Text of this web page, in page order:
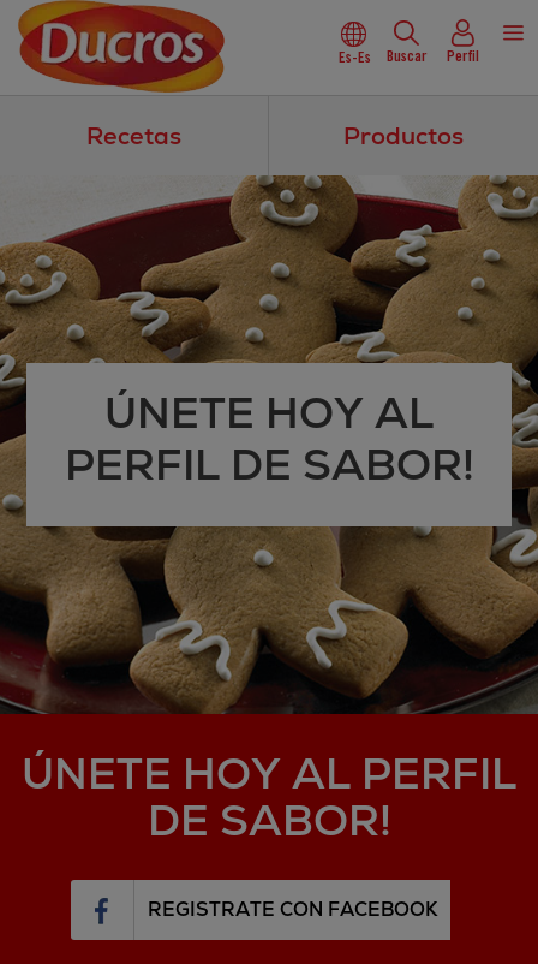
Es-Es Buscar Perfil
Recetas Productos
ÚNETE HOY AL
PERFIL DE SABOR!
ÚNETE HOY AL PERFIL
DE SABOR!
REGISTRATE CON FACEBOOK